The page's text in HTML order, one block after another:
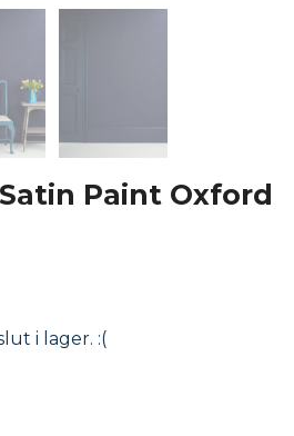
Paint Oxford
i lager. :(